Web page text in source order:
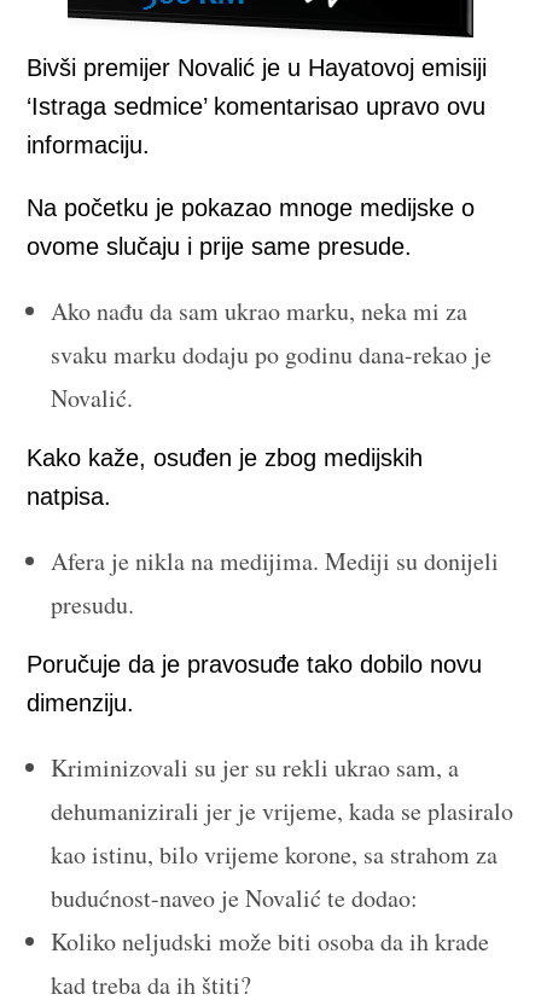
Bivši premijer Novalić je u Hayatovoj emisiji
‘Istraga sedmice’ komentarisao upravo ovu
informaciju.
Na početku je pokazao mnoge medijske o
ovome slučaju i prije same presude.
Ako nađu da sam ukrao marku, neka mi za
svaku marku dodaju po godinu dana-rekao je
Novalić.
Kako kaže, osuđen je zbog medijskih
natpisa.
Afera je nikla na medijima. Mediji su donijeli
presudu.
Poručuje da je pravosuđe tako dobilo novu
dimenziju.
Kriminizovali su jer su rekli ukrao sam, a
dehumanizirali jer je vrijeme, kada se plasiralo
kao istinu, bilo vrijeme korone, sa strahom za
budućnost-naveo je Novalić te dodao:
Koliko neljudski može biti osoba da ih krade
kad treba da ih štiti?